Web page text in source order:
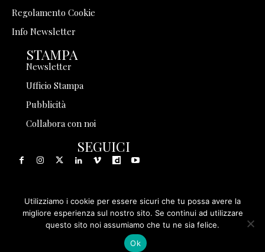
Regolamento Cookie
Info Newsletter
STAMPA
Newsletter
Ufficio Stampa
Pubblicità
Collabora con noi
SEGUICI
© 1999 - 2025 Storia in Rete Srl - Tutti i diritti riservati - P.
IVA 08570971005
Utilizziamo i cookie per essere sicuri che tu possa avere la
migliore esperienza sul nostro sito. Se continui ad utilizzare
questo sito noi assumiamo che tu ne sia felice.
Ok